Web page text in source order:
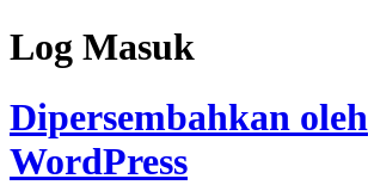
Log Masuk
Dipersembahkan oleh
WordPress